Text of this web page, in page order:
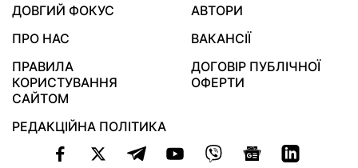
ДОВГИЙ ФОКУС
АВТОРИ
ПРО НАС
ВАКАНСІЇ
ПРАВИЛА
КОРИСТУВАННЯ
САЙТОМ
ДОГОВІР ПУБЛІЧНОЇ
ОФЕРТИ
РЕДАКЦІЙНА ПОЛІТИКА